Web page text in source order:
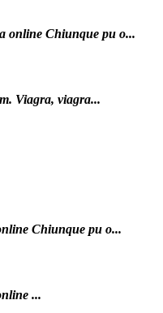
online Chiunque pu o...
Viagra, viagra...
Chiunque pu o...
...